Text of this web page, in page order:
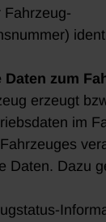
Fahrzeug-
Daten zum
erzeugt
im
Daten. Dazu